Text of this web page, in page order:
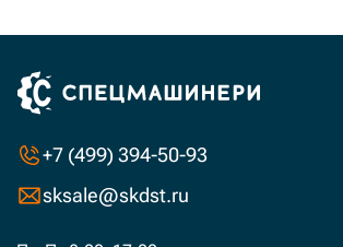
+7 (499) 394-50-93
sksale@skdst.ru